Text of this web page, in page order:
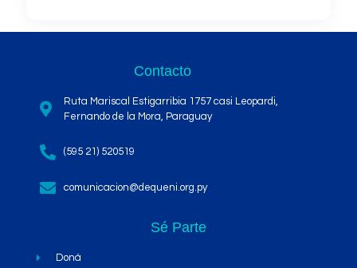
Contacto
Ruta Mariscal Estigarribia 1757 casi Leopardi,
Fernando de la Mora, Paraguay
(595 21) 520519
comunicacion@dequeni.org.py
Sé Parte
Doná